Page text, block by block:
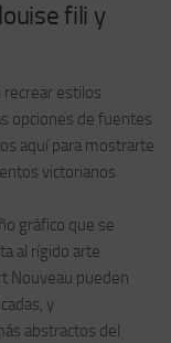
fili y
estilos
opciones de fuentes
aquí para mostrarte
victorianos
gráfico que se
al rígido arte
Nouveau pueden
y
abstractos del